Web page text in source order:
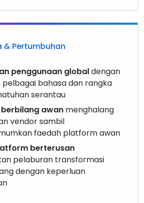
& Pertumbuhan
penggunaan globaldengan
pelbagai bahasa dan rangka
serantau
berbilang awan menghalang
vendor sambil
faedah platform awan
berterusan
pelaburan transformasi
dengan keperluan